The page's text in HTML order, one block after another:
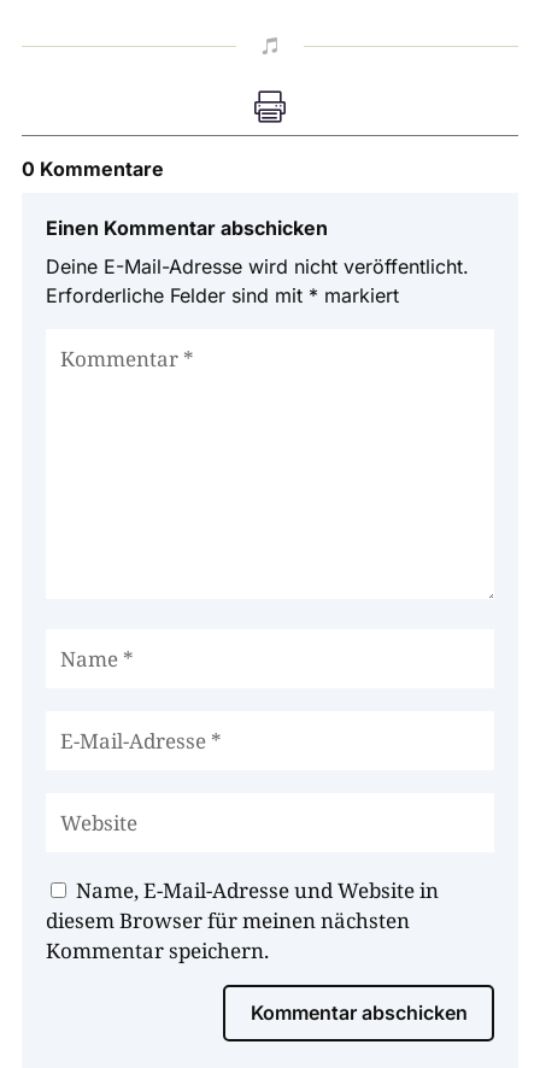


0 Kommentare
Einen Kommentar abschicken
Deine E-Mail-Adresse wird nicht veröffentlicht.
Erforderliche Felder sind mit * markiert
Name, E-Mail-Adresse und Website in
diesem Browser für meinen nächsten
Kommentar speichern.
Kommentar abschicken